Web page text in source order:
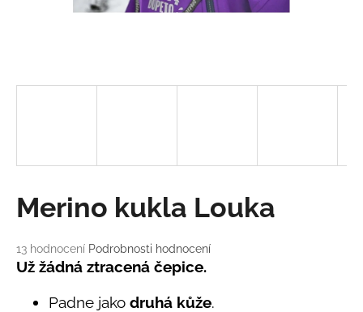
Průměrné
hodnocení
13 hodnocení Podrobnosti hodnocení
Merino kukla Louka
Už žádná ztracená čepice.
Padne jako druhá kůže.
p
r
u